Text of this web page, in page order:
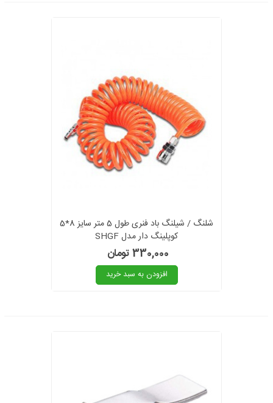
شلنگ / شیلنگ باد فنری طول 5 متر سایز 8*5
کوپلینگ دار مدل SHGF
330,000 تومان
افزودن به سبد خرید